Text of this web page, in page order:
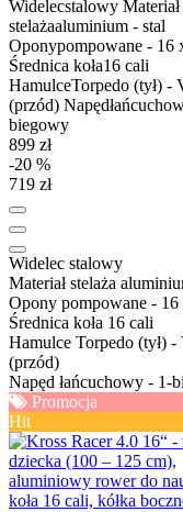
Widelecstalowy Materiał
stelażaaluminium - stal
Oponypompowane - 16
Średnica koła16 cali
HamulceTorpedo (tył) -
(przód) Napęd
biegowy
899 zł
-20 %
719 zł
Widelec stalowy
Materiał stelaża
Opony pompowane -
Średnica koła 16 cali
Hamulce Torpedo (tył)
(przód)
Napęd łańcuchowy - 1-
Promocja
Hit